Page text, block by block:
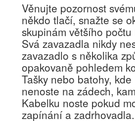
Věnujte pozornost
někdo tlačí, snažte se
skupinám většího počtu
Svá zavazadla nikdy
zavazadlo s několika
opakovaně pohledem
Tašky nebo batohy,
nenoste na zádech,
Kabelku noste pokud
zapínání a